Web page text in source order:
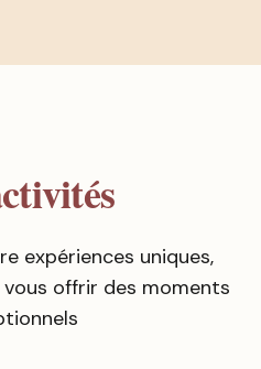
expériences uniques,
offrir des moments